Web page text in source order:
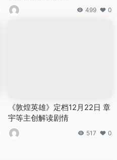
499 0
《敦煌英雄》定档12月22日 章
宇等主创解读剧情
517 0